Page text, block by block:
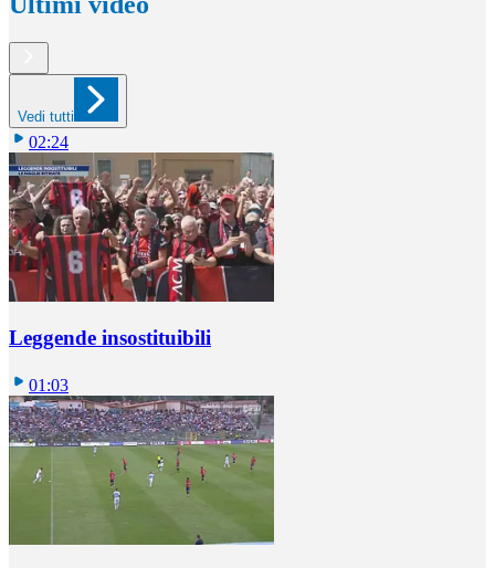
Vedi tutti
02:24
Leggende insostituibili
01:03